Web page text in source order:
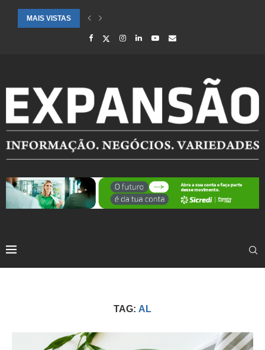
MAIS VISTAS
SAÚDE ALERTA PARA AUMENTO DE CASOS DE SÍNDROME GRIPAL
TAG: AL